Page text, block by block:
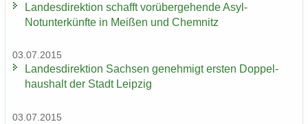
Lan­des­di­rek­ti­on schafft vor­über­ge­hen­de Asyl-​
Notunter­künfte in Mei­ßen und Chem­nitz
03.07.2015
Lan­des­di­rek­ti­on Sach­sen ge­neh­migt ers­ten Dop­pel­
haus­halt der Stadt Leip­zig
03.07.2015